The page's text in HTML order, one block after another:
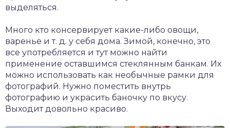
выделяться.
Много кто консервирует какие-либо овощи,
варенье и т. д. у себя дома. Зимой, конечно, это
все употребляется и тут можно найти
применение оставшимся стеклянным банкам. Их
можно использовать как необычные рамки для
фотографий. Нужно поместить внутрь
фотографию и украсить баночку по вкусу.
Выходит довольно красиво.